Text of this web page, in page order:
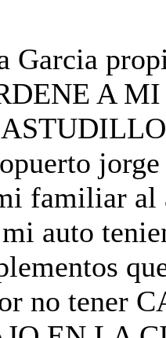
Garcia
A
familiar al
auto
no tener